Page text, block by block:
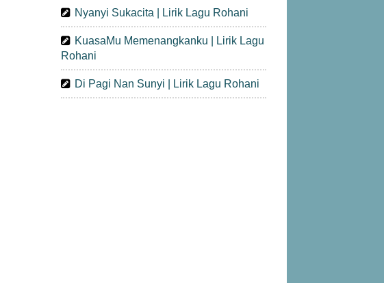
Nyanyi Sukacita | Lirik Lagu Rohani
KuasaMu Memenangkanku | Lirik Lagu
Rohani
Di Pagi Nan Sunyi | Lirik Lagu Rohani